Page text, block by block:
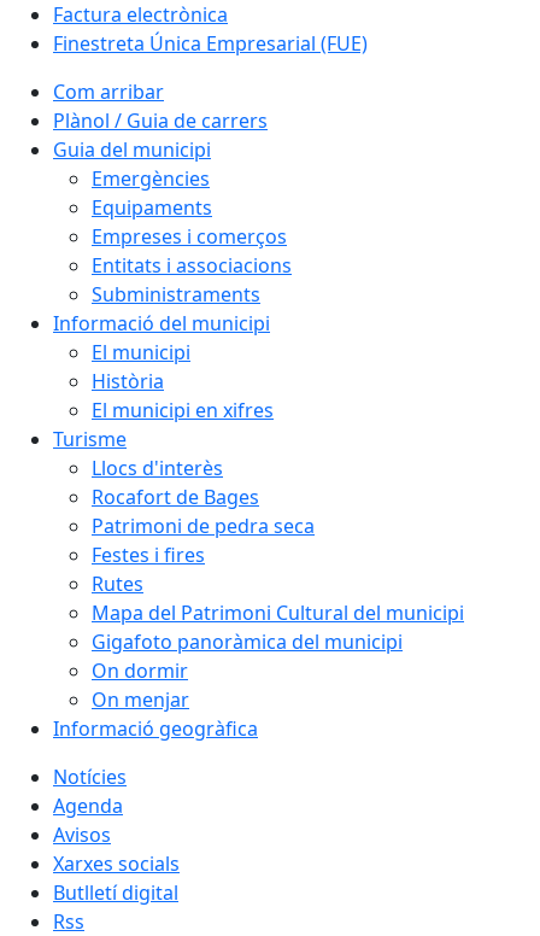
Factura electrònica
Finestreta Única Empresarial (FUE)
Com arribar
Plànol / Guia de carrers
Guia del municipi
Emergències
Equipaments
Empreses i comerços
Entitats i associacions
Subministraments
Informació del municipi
El municipi
Història
El municipi en xifres
Turisme
Llocs d'interès
Rocafort de Bages
Patrimoni de pedra seca
Festes i fires
Rutes
Mapa del Patrimoni Cultural del municipi
Gigafoto panoràmica del municipi
On dormir
On menjar
Informació geogràfica
Notícies
Agenda
Avisos
Xarxes socials
Butlletí digital
Rss